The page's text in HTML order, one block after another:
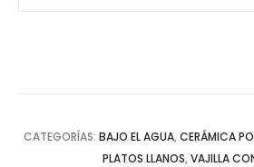
CATEGORÍAS: BAJO EL AGUA, CERÁMICA
PLATOS LLANOS, VAJILLA